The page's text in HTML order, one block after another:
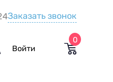
Заказать звонок
Войти
0